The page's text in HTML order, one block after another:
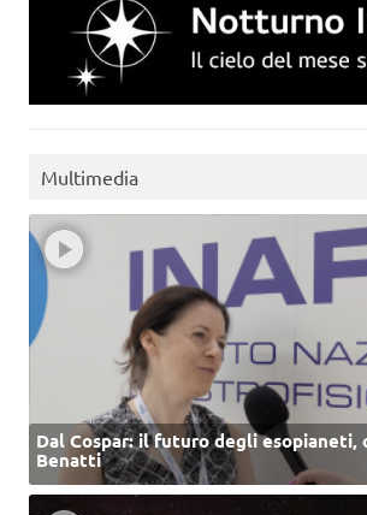
Multimedia
Dal Cospar: il futuro degli esopianeti,
Benatti